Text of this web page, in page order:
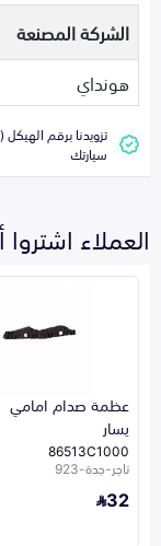
الشركة المصنعة
هونداي
سيارتك
العملاء اشتروا
عظمة صدام امامي
يسار
86513C1000
تاجر-جدة-923
32